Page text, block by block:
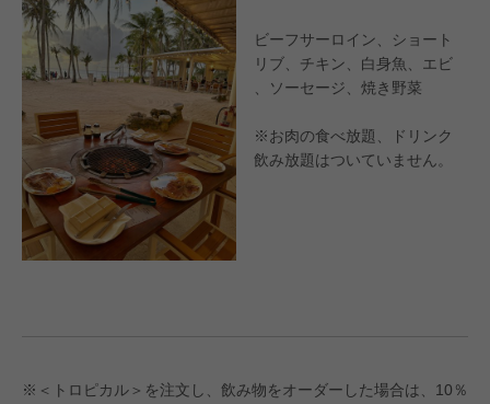
ビーフサーロイン、ショート
リブ、チキン、白身魚、エビ
、ソーセージ、焼き野菜
※お肉の食べ放題、ドリンク
飲み放題はついていません。
※＜トロピカル＞を注文し、飲み物をオーダーした場合は、10％